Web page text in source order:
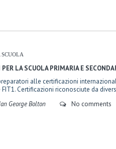
SCUOLA
PER LA SCUOLA PRIMARIA E
alle certificazioni
FIT1. Certificazioni riconosciute da
George Bolton
No comments